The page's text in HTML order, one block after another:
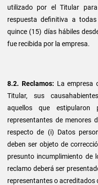
utilizado por el Titular
respuesta definitiva a
quince (15) días hábiles
fue recibida por la empresa.
8.2. Reclamos: La empresa
Titular, sus
aquellos que
representantes de menores
respecto de (i) Datos
deben ser objeto de
presunto incumplimiento de
reclamo deberá ser
representantes o acreditados